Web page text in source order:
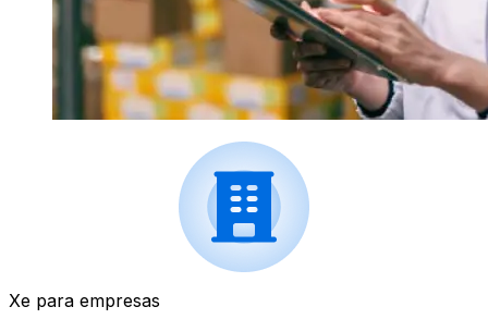
Xe para empresas